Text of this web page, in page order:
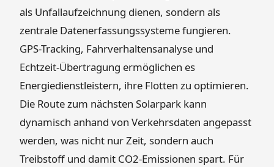
als Unfallaufzeichnung dienen, sondern als
zentrale Datenerfassungssysteme fungieren.
GPS-Tracking, Fahrverhaltensanalyse und
Echtzeit-Übertragung ermöglichen es
Energiedienstleistern, ihre Flotten zu optimieren.
Die Route zum nächsten Solarpark kann
dynamisch anhand von Verkehrsdaten angepasst
werden, was nicht nur Zeit, sondern auch
Treibstoff und damit CO2-Emissionen spart. Für